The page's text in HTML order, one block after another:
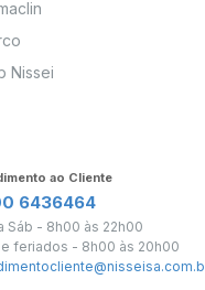
Nissei
ao Cliente
6436464
Sáb - 8h00 às 22h00
e feriados - 8h00 às 20h00